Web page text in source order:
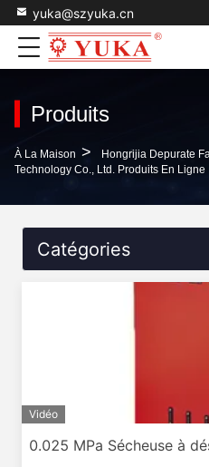
yuka@szyuka.cn
Produits
À La Maison >
Hongrijia Depurate
Technology Co., Ltd. Produits En Ligne
Catégories
Vidéo
0.025 MPa Sécheuse à